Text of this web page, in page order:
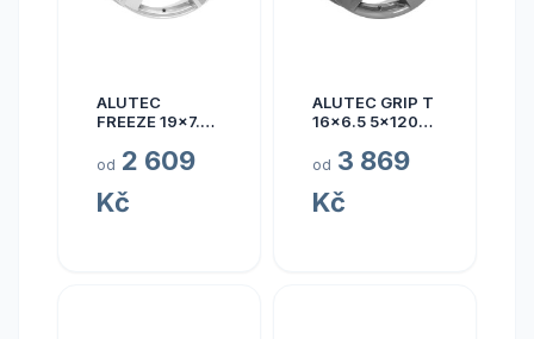
ALUTEC
FREEZE 19x7.5
od 2 609
Kč
ALUTEC GRIP T
16x6.5 5x120
od 3 869
Kč